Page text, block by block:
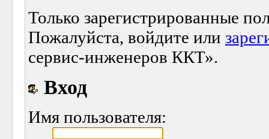
Только зарегистрированные
Пожалуйста, войдите или
сервис-инженеров ККТ».
Вход
Имя пользователя: